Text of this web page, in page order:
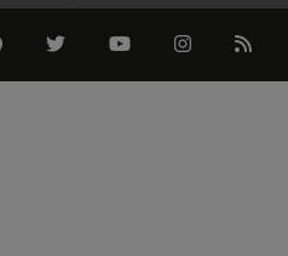
FACEBOOKTWITTERYOUTUBEINSTAGRAM
RSS